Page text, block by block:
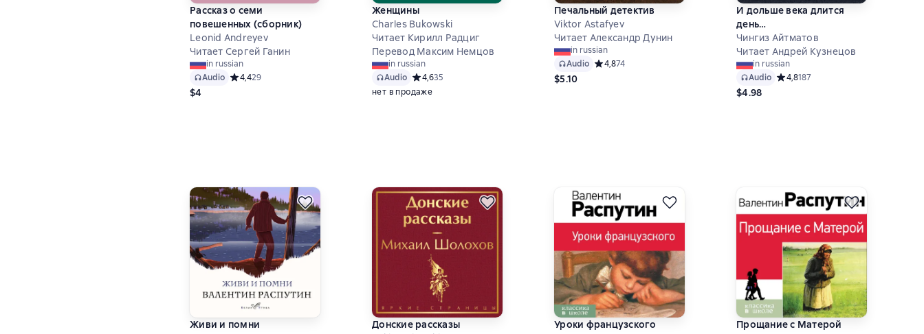
Рассказ о семи
повешенных (сборник)
Leonid Andreyev
Читает Сергей Ганин
in russian
Audio Средний рейтинг 4,4 на основе 29 оценок
4,429
$4
Женщины
Charles Bukowski
Читает Кирилл Радциг
Перевод Максим Немцов
in russian
Audio Средний рейтинг 4,6 на основе 35 оценок
4,635
нет в продаже
Печальный детектив
Viktor Astafyev
Читает Александр Дунин
in russian
Audio Средний рейтинг 4,8 на основе 74 оценок
4,874
$5.10
И дольше века длится
день…
Чингиз Айтматов
Читает Андрей Кузнецов
in russian
Audio Средний рейтинг 4,8 на основе 187
4,8187
$4.98
Живи и помни
Донские рассказы
Уроки французского
Прощание с Матерой